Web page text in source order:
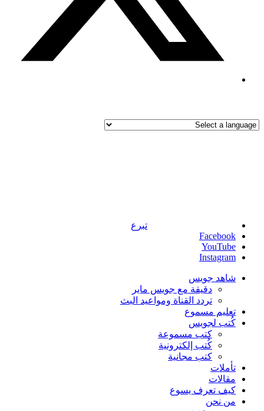
تبرع
Facebook
YouTube
Instagram
شاهد جويس
دقيقة مع جويس ماير
تردد القناة ومواعيد البث
تعليم مسموع
كُتب لجويس
كتب مسموعة
كُتب إلكترونية
كتب مجانية
تأملات
مقالات
كيف تعرف يسوع
من نحن